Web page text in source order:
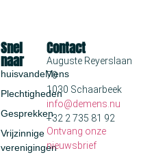
Snel
naar
huisvandeMens
Plechtigheden
Gesprekken
Vrijzinnige
verenigingen
Contact
Auguste Reyerslaan
70
1030 Schaarbeek
info@demens.nu
+32 2 735 81 92
Ontvang onze
nieuwsbrief